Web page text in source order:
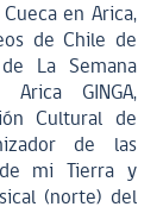
en Arica,
de Chile de
La Semana
GINGA,
Cultural de
de las
de mi Tierra y
(norte) del